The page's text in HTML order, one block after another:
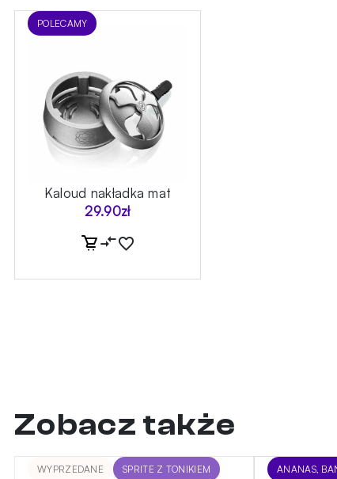
POLECAMY
Kaloud nakładka mat
29.90zł
Zobacz także
WYPRZEDANE SPRITE Z TONIKIEM ANANAS,